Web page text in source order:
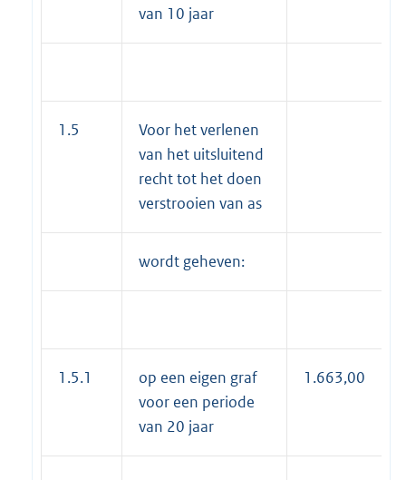
van 10 jaar
1.5
Voor het verlenen
van het uitsluitend
recht tot het doen
verstrooien van as
wordt geheven:
1.5.1
op een eigen graf
voor een periode
van 20 jaar
1.663,00